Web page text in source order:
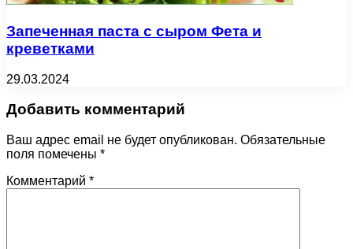
Запеченная паста с сыром Фета и
креветками
29.03.2024
Добавить комментарий
Ваш адрес email не будет опубликован. Обязательные
поля помечены *
Комментарий *